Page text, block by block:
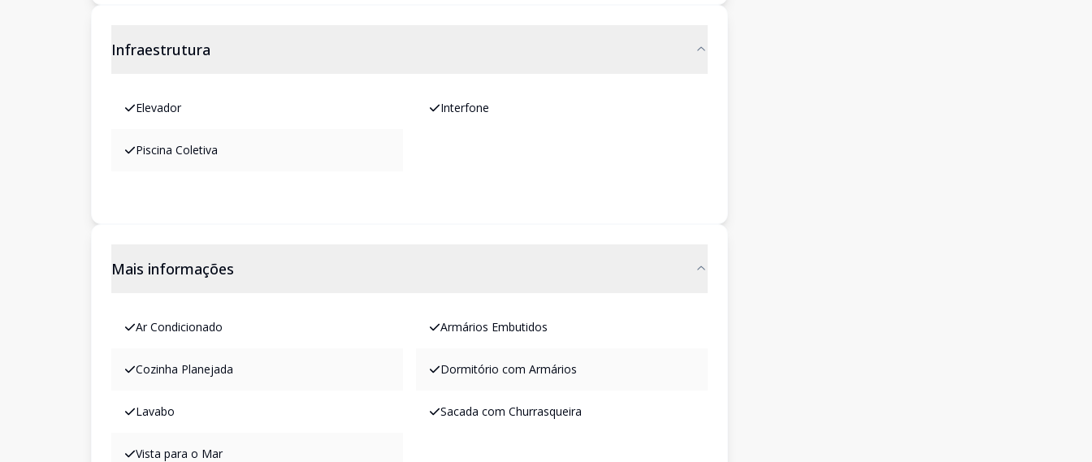
Infraestrutura
Elevador Interfone
Piscina Coletiva
Mais informações
Ar Condicionado Armários Embutidos
Cozinha Planejada Dormitório com Armários
Lavabo Sacada com Churrasqueira
Vista para o Mar